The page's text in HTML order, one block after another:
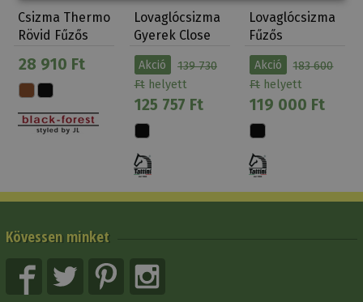
Csizma Thermo
Rövid Fűzős
28 910 Ft
Lovaglócsizma
Gyerek Close
Contact Fűző…
Akció
139 730
Fthelyett
125 757 Ft
Lovaglócsizma
Fűzős
Csúszásmentes
Tatti…
Akció
183 600
Ft helyett
119 000 Ft
Kövessen minket